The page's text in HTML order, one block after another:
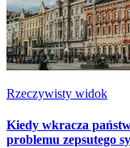
Rzeczywisty widok
Kiedy wkracza
problemu zepsutego